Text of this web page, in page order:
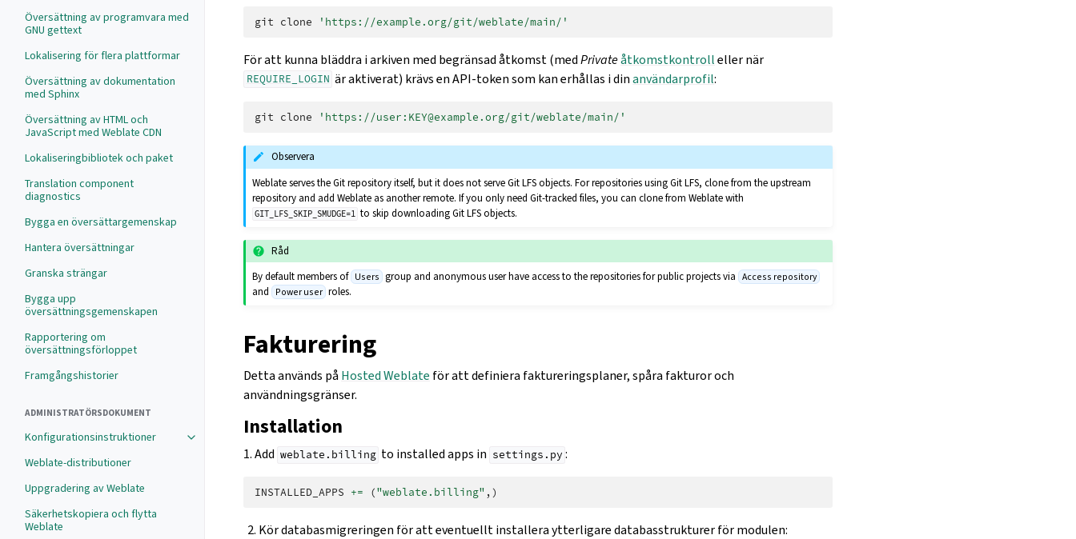
Översättning av programvara med
GNU gettext
Lokalisering för flera plattformar
Översättning av dokumentation
med Sphinx
Översättning av HTML och
JavaScript med Weblate CDN
Lokaliseringbibliotek och paket
Translation component
diagnostics
Bygga en översättargemenskap
Hantera översättningar
Granska strängar
Bygga upp
översättningsgemenskapen
Rapportering om
översättningsförloppet
Framgångshistorier
ADMINISTRATÖRSDOKUMENT
Konfigurationsinstruktioner
Weblate-distributioner
Uppgradering av Weblate
Säkerhetskopiera och flytta
Weblate
git clone 'https://example.org/git/weblate/main/'
För att kunna bläddra i arkiven med begränsad åtkomst (medPrivateåtkomstkontrolleller när
REQUIRE_LOGIN är aktiverat) krävs en API-token som kan erhållas i dinanvändarprofil:
git clone 'https://user:KEY@example.org/git/weblate/main/'
Observera
Weblate serves the Git repository itself, but it does not serve Git LFS objects. For repositories using Git LFS, clone from the upstream
repository and add Weblate as another remote. If you only need Git-tracked files, you can clone from Weblate with
GIT_LFS_SKIP_SMUDGE=1 to skip downloading Git LFS objects.
Råd
By default members of Users group and anonymous user have access to the repositories for public projects via Access repository
and Power user roles.
Fakturering
Detta används på Hosted Weblate för att definiera faktureringsplaner, spåra fakturor och
användningsgränser.
Installation
1. Add weblate.billing to installed apps in settings.py :
INSTALLED_APPS += ("weblate.billing" ,)
Kör databasmigreringen för att eventuellt installera ytterligare databasstrukturer för modulen: